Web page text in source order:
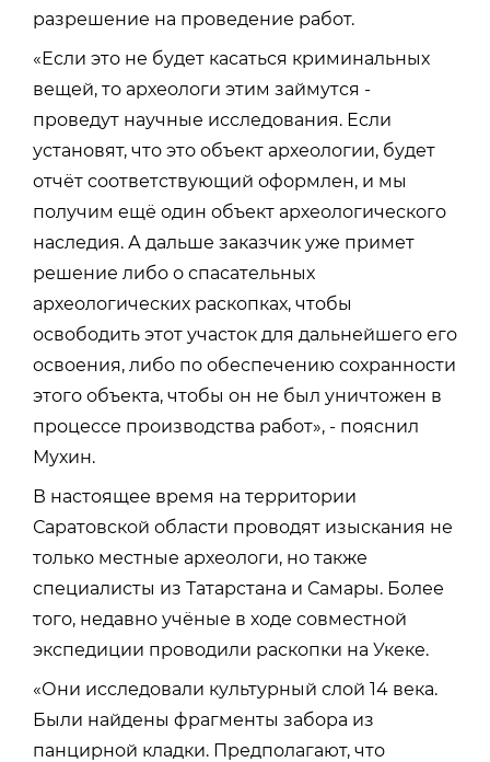
разрешение на проведение работ.
«Если это не будет касаться криминальных
вещей, то археологи этим займутся -
проведут научные исследования. Если
установят, что это объект археологии, будет
отчёт соответствующий оформлен, и мы
получим ещё один объект археологического
наследия. А дальше заказчик уже примет
решение либо о спасательных
археологических раскопках, чтобы
освободить этот участок для дальнейшего его
освоения, либо по обеспечению сохранности
этого объекта, чтобы он не был уничтожен в
процессе производства работ», - пояснил
Мухин.
В настоящее время на территории
Саратовской области проводят изыскания не
только местные археологи, но также
специалисты из Татарстана и Самары. Более
того, недавно учёные в ходе совместной
экспедиции проводили раскопки на Укеке.
«Они исследовали культурный слой 14 века.
Были найдены фрагменты забора из
панцирной кладки. Предполагают, что